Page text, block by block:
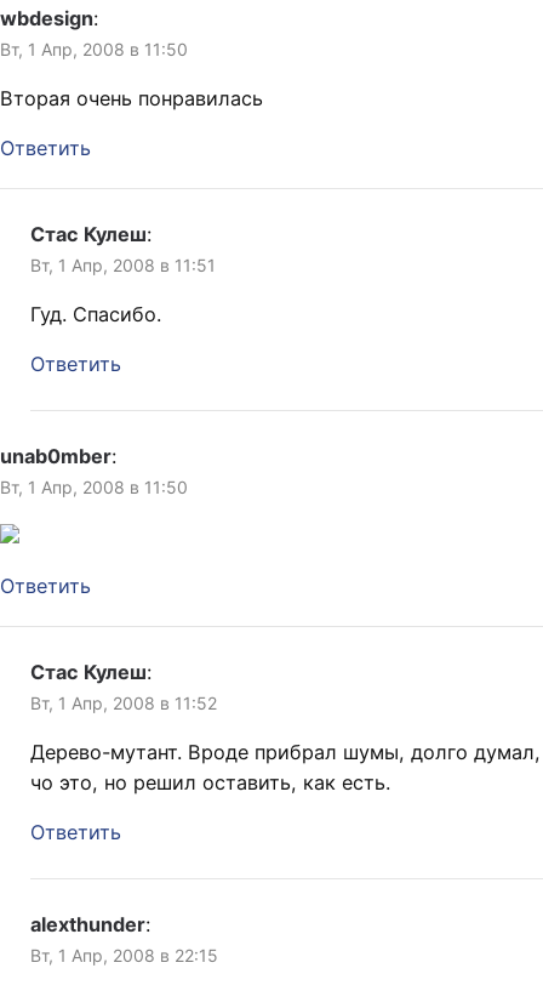
wbdesign:
Вт, 1 Апр, 2008 в 11:50
Вторая очень понравилась
Ответить
Стас Кулеш:
Вт, 1 Апр, 2008 в 11:51
Гуд. Спасибо.
Ответить
unab0mber:
Вт, 1 Апр, 2008 в 11:50
Ответить
Стас Кулеш:
Вт, 1 Апр, 2008 в 11:52
Дерево-мутант. Вроде прибрал шумы, долго думал,
чо это, но решил оставить, как есть.
Ответить
alexthunder:
Вт, 1 Апр, 2008 в 22:15